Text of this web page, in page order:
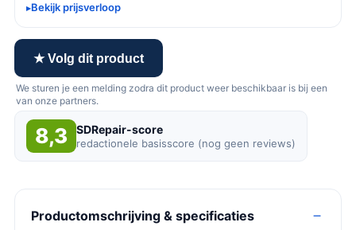
Bekijk prijsverloop
★ Volg dit product
We sturen je een melding zodra dit product weer beschikbaar is bij een
van onze partners.
8,3 SDRepair-score
redactionele basisscore (nog geen reviews)
Productomschrijving & specificaties